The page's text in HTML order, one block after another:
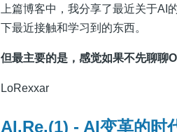
上篇博客中，我分享了最近关于
下最近接触和学习到的东西。
但最主要的是，感觉如果不先聊聊
LoRexxar
AI.Re.(1) - AI变革的时